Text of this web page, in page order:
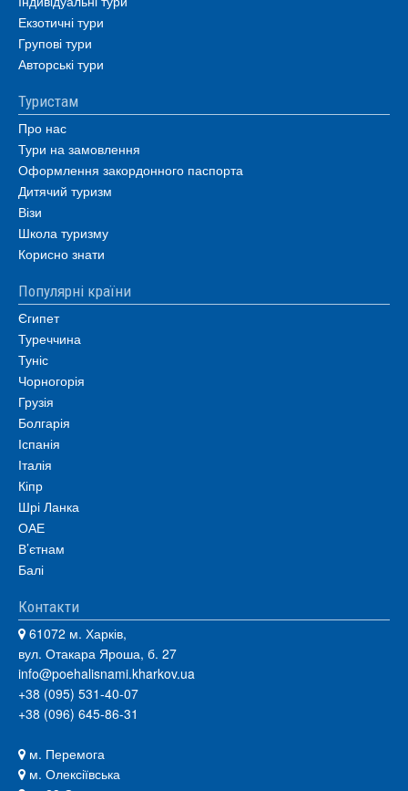
Екзотичні тури
Групові тури
Авторські тури
Туристам
Про нас
Тури на замовлення
Оформлення закордонного паспорта
Дитячий туризм
Візи
Школа туризму
Корисно знати
Популярні країни
Єгипет
Туреччина
Туніс
Чорногорія
Грузія
Болгарія
Іспанія
Італія
Кіпр
Шрі Ланка
ОАЕ
В’єтнам
Балі
Контакти
61072 м. Харків,
вул. Отакара Яроша, б. 27
info@poehalisnami.kharkov.ua
+38 (095) 531-40-07
+38 (096) 645-86-31
м. Перемога
м. Олексіївська